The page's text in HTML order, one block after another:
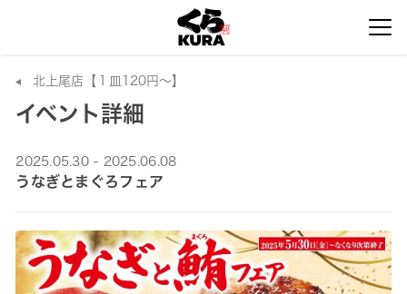
北上尾店【１皿120円～】
イベント詳細
2025.05.30 - 2025.06.08
うなぎとまぐろフェア